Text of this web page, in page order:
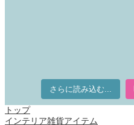
さらに読み込む...
トップ
インテリア雑貨アイテム